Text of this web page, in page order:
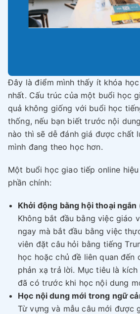
Đây là điểm mình thấy ít khóa
nhất. Cấu trúc của một buổi học
quả không giống với buổi học
thống, nếu bạn biết trước nội
nào thì sẽ dễ đánh giá được chất
mình đang theo học hơn.
Một buổi học giao tiếp online
phần chính:
Khởi động bằng hội thoại ngắn
Không bắt đầu bằng việc giáo
ngay mà bắt đầu bằng việc
viên đặt câu hỏi bằng tiếng
học hoặc chủ đề liên quan đến
phản xạ trả lời. Mục tiêu là
đã có trước khi học nội dung
Học nội dung mới trong ngữ
Từ vựng và mẫu câu mới được